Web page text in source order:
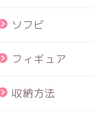
ソフビ
フィギュア
収納方法